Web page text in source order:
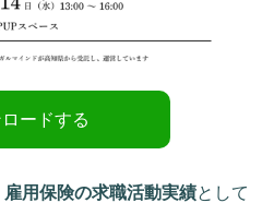
雇用保険の求職活動実績として